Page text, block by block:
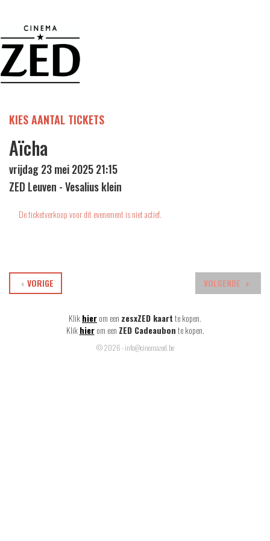
KIES AANTAL TICKETS
Aïcha
vrijdag 23 mei 2025 21:15
ZED Leuven - Vesalius klein
De ticketverkoop voor dit evenement is niet actief.
VOLGENDE
VORIGE
Klikhierom een zesxZED kaartte kopen.
Klik hier om een ZED Cadeaubonte kopen.
© 2026 - info@cinemazed.be